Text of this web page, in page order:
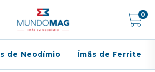
0
de Neodímio Ímãs de Ferrite